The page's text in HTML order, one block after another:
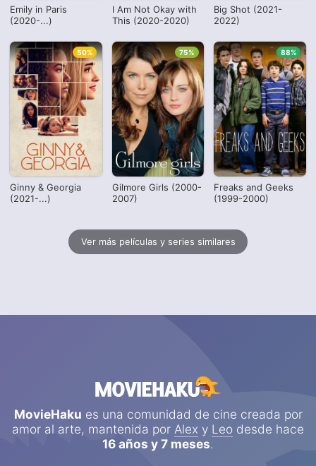
Emily in Paris
(2020-...)
I Am Not Okay with
This (2020-2020)
Big Shot (2021-
2022)
Ginny & Georgia
(2021-...)
50%
Gilmore Girls (2000-
2007)
75%
Freaks and Geeks
(1999-2000)
88%
Ver más películas y series similares
MovieHaku es una comunidad de cine creada por
amor al arte, mantenida por Alex y Leo desde hace
16 años y 7 meses.